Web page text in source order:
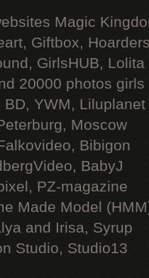
Magic
Giftbox,
GirlsHUB, Lolita
20000 photos
YWM, Liluplanet
Moscow
Bibigon
BabyJ
PZ-magazine
Made Model
and Irisa, Syrup
Studio, Studio13